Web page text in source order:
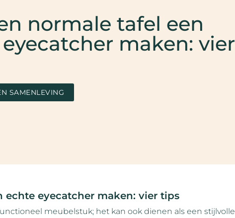
normale tafel een
maken: vier
SAMENLEVING
echte eyecatcher maken: vier tips
meubelstuk; het kan ook dienen als een stijlvolle